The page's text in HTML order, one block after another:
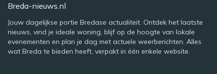
Breda-nieuws.nl
Jouw dagelijkse portie Bredase actualiteit. Ontdek het laatste
nieuws, vind je ideale woning, blijf op de hoogte van lokale
evenementen en plan je dag met actuele weerberichten. Alles
wat Breda te bieden heeft, verpakt in één enkele website.